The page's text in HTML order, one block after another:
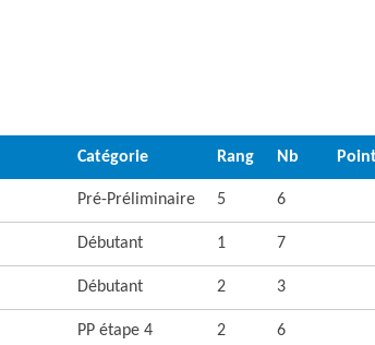
Catégorie Rang Nb
Pré-Préliminaire 5 6
Débutant 1 7
Débutant 2 3
PP étape 4 2 6